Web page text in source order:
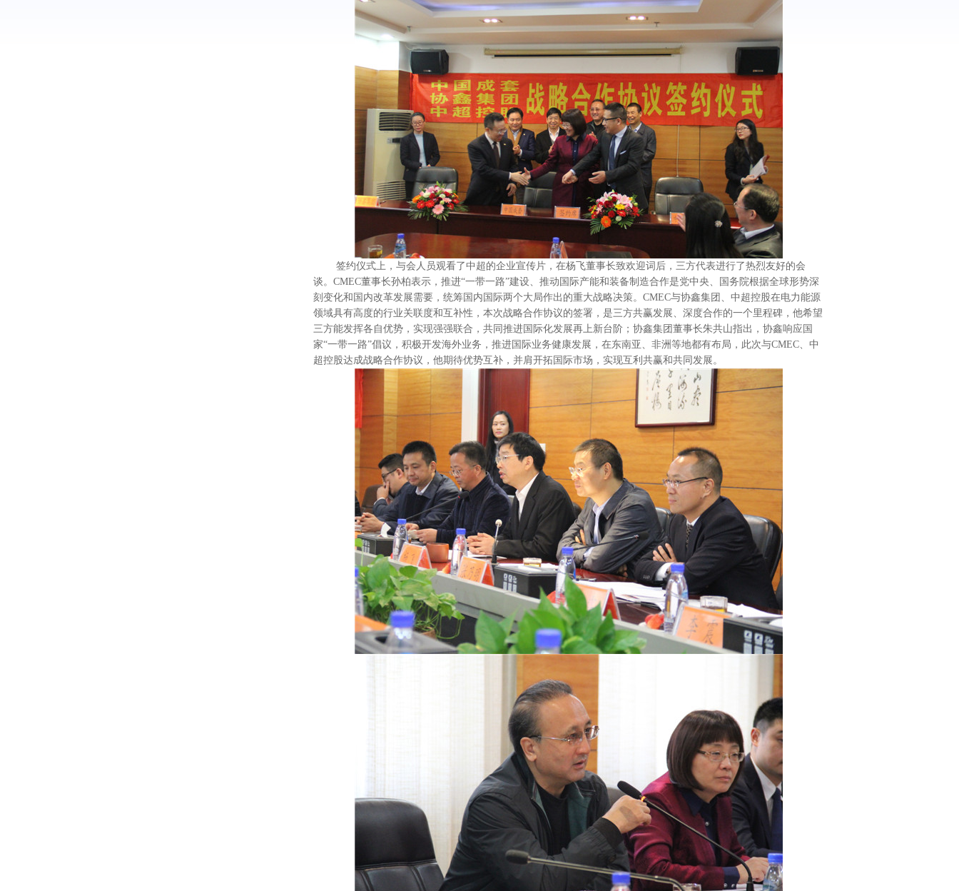
签约仪式上，与会人员观看了中超的企业宣传片，在杨飞董事长致欢迎词后，三方代表进行了热烈友好的会
谈。CMEC董事长孙柏表示，推进“一带一路”建设、推动国际产能和装备制造合作是党中央、国务院根据全球形势深
刻变化和国内改革发展需要，统筹国内国际两个大局作出的重大战略决策。CMEC与协鑫集团、中超控股在电力能源
领域具有高度的行业关联度和互补性，本次战略合作协议的签署，是三方共赢发展、深度合作的一个里程碑，他希望
三方能发挥各自优势，实现强强联合，共同推进国际化发展再上新台阶；协鑫集团董事长朱共山指出，协鑫响应国
家“一带一路”倡议，积极开发海外业务，推进国际业务健康发展，在东南亚、非洲等地都有布局，此次与CMEC、中
超控股达成战略合作协议，他期待优势互补，并肩开拓国际市场，实现互利共赢和共同发展。